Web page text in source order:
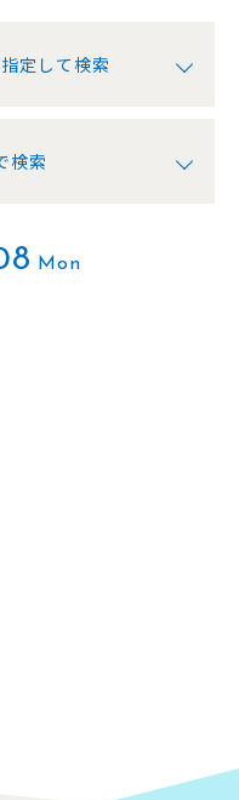
定して検索
検索
Mon